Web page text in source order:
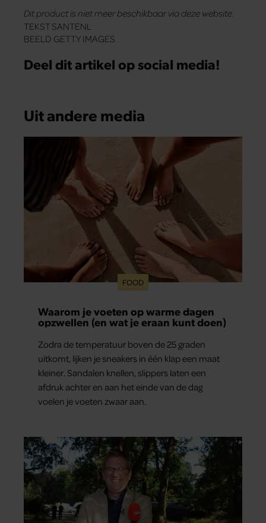
Dit product is niet meer beschikbaar via deze website.
TEKST SANTENL
BEELD GETTY IMAGES
Deel dit artikel op social media!
Uit andere media
FOOD
Waarom je voeten op warme dagen
opzwellen (en wat je eraan kunt doen)
Zodra de temperatuur boven de 25 graden
uitkomt, lijken je sneakers in één klap een maat
kleiner. Sandalen knellen, slippers laten een
afdruk achter en aan het einde van de dag
voelen je voeten zwaar aan.